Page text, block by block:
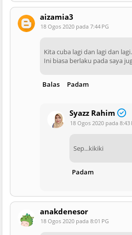
aizamia3
18 Ogos 2020 pada 7:44 PG
Kita cuba lagi dan lagi dan lagi.
Ini biasa berlaku pada saya
Balas Padam
Syazz Rahim
18 Ogos 2020 pada 8:43
Sep...kikiki
Padam
anakdenesor
18 Ogos 2020 pada 8:01 PG